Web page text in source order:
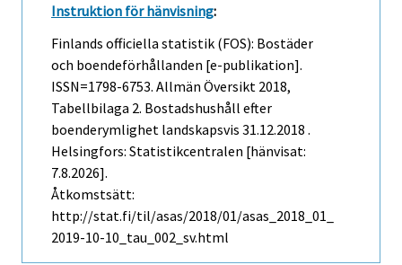
Instruktion för hänvisning:
Finlands officiella statistik (FOS): Bostäder
och boendeförhållanden [e-publikation].
ISSN=1798-6753. Allmän Översikt 2018,
Tabellbilaga 2. Bostadshushåll efter
boenderymlighet landskapsvis 31.12.2018 .
Helsingfors: Statistikcentralen [hänvisat:
7.8.2026].
Åtkomstsätt:
http://stat.fi/til/asas/2018/01/asas_2018_01_
2019-10-10_tau_002_sv.html